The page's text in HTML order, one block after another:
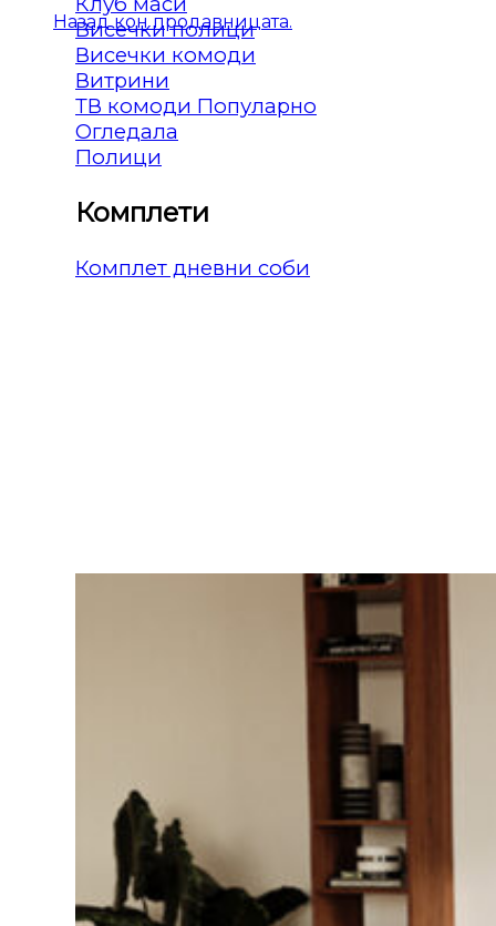
Назад кон продавницата.
Висечки полици
Висечки комоди
Витрини
ТВ комоди
Огледала
Полици
Комплети
Комплет дневни соби